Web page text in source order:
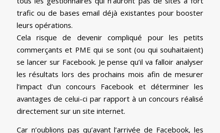
trafic ou de bases email déjà existantes pour booster
leurs opérations.
Cela risque de devenir compliqué pour les petits
commerçants et PME qui se sont (ou qui souhaitaient)
se lancer sur Facebook. Je pense qu’il va falloir analyser
les résultats lors des prochains mois afin de mesurer
l’impact d’un concours Facebook et déterminer les
avantages de celui-ci par rapport à un concours réalisé
directement sur un site internet.
Car n’oublions pas qu’avant l’arrivée de Facebook, les